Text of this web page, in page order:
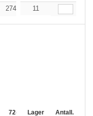
274.96 261.24
11
72-143 144-287
Lager Antall.